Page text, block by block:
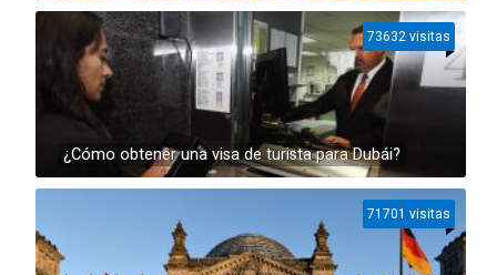
¿Cómo obtener una visa de turista para Dubái?
73632 visitas
71701 visitas